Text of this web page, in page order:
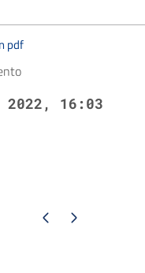
pdf
2022, 16:03
Pagina precedente
Pagina successiva